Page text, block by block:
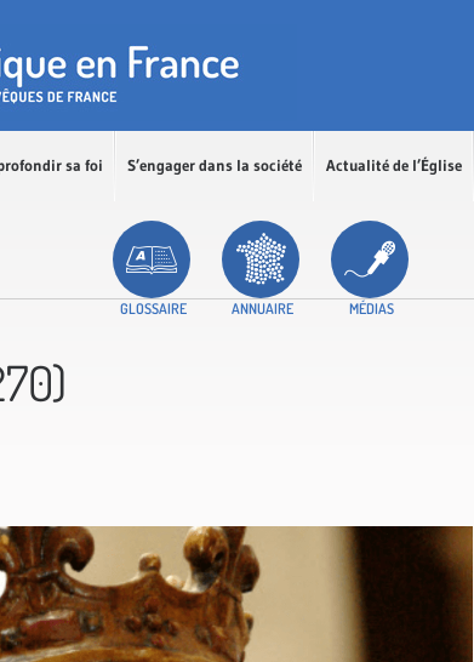
sa foi S’engager dans la société Actualité de l’Église
GLOSSAIRE ANNUAIRE MÉDIAS